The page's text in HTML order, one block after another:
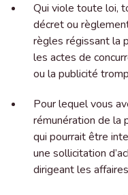
Qui viole toute loi,
décret ou
règles régissant la
les actes de
ou la publicité
Pour lequel vous
rémunération de la
qui pourrait être
une sollicitation
dirigeant les